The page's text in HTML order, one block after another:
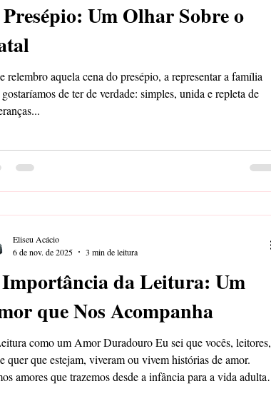
Um Olhar Sobre o
relembro aquela cena do presépio, a representar a família
de ter de verdade: simples, unida e repleta de
da Leitura: Um
que Nos Acompanha
como um Amor Duradouro Eu sei que vocês, leitores,
quer que estejam, viveram ou vivem histórias de amor.
amores que trazemos desde a infância para a vida adulta.
Eliseu Acácio
6 de nov. de 2025
3 min de leitura